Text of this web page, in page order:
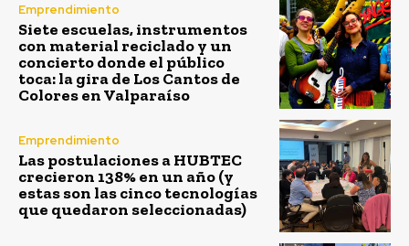
Emprendimiento
Siete escuelas, instrumentos
con material reciclado y un
concierto donde el público
toca: la gira de Los Cantos de
Colores en Valparaíso
Emprendimiento
Las postulaciones a HUBTEC
crecieron 138% en un año (y
estas son las cinco tecnologías
que quedaron seleccionadas)